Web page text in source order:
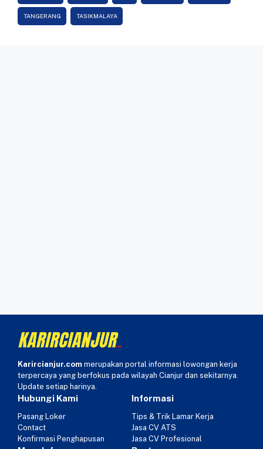
TANGERANG TASIKMALAYA
Karircianjur.com merupakan portal informasi lowongan kerja
terpercaya yang berfokus pada wilayah Cianjur dan sekitarnya.
Update setiap harinya.
Hubungi Kami
Pasang Loker
Contact
Konfirmasi Penghapusan
Informasi
Tips & Trik Lamar Kerja
Jasa CV ATS
Jasa CV Profesional